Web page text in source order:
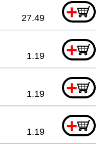
+
27.49
+
1.19
+
1.19
+
1.19